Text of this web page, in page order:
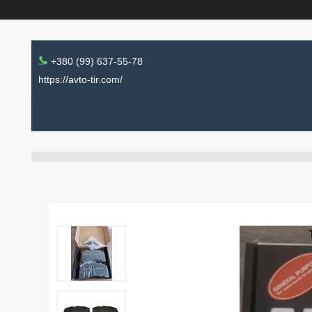
+380 (99) 637-55-78
https://avto-tir.com/